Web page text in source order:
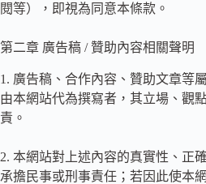
閱等），即視為同意本條款。
第二章 廣告稿 / 贊助內容相關聲明
1. 廣告稿、合作內容、贊助文章等
由本網站代為撰寫者，其立場、觀
責。
2. 本網站對上述內容的真實性、正
承擔民事或刑事責任；若因此使本